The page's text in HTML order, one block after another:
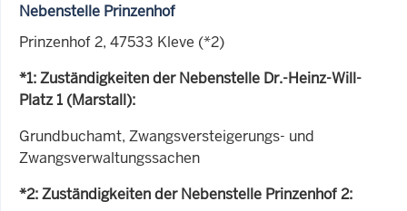
Nebenstelle Prinzenhof
Prinzenhof 2, 47533 Kleve (*2)
*1: Zuständigkeiten der Nebenstelle Dr.-Heinz-Will-
Platz 1 (Marstall):
Grundbuchamt, Zwangsversteigerungs- und
Zwangsverwaltungssachen
*2: Zuständigkeiten der Nebenstelle Prinzenhof 2: